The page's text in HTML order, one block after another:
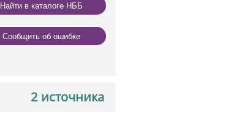
Найти в каталоге НББ
Сообщить об ошибке
2 источника